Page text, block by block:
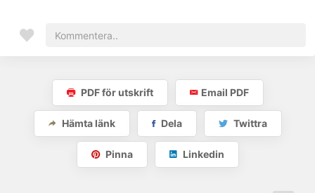
PDF för utskrift Email PDF
Hämta länk Dela Twittra
Pinna Linkedin